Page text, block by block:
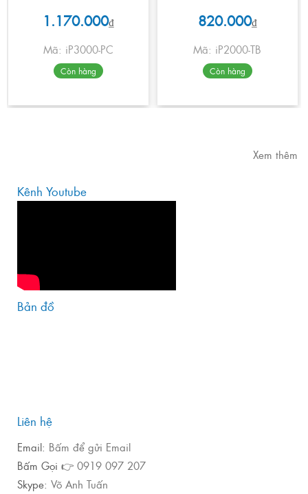
1.170.000₫
Mã: iP3000-PC
Còn hàng
820.000₫
Mã: iP2000-TB
Còn hàng
Xem thêm
Kênh Youtube
Bản đồ
Liên hệ
Email: Bấm để gửi Email
Bấm Gọi 👉 0919 097 207
Skype: Võ Anh Tuấn